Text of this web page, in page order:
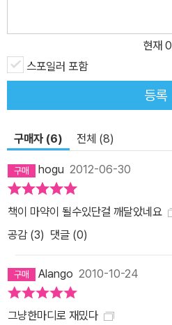
현재 0
스포일러 포함
등록
구매자 (6) 전체 (8)
hogu 2012-06-30
책이 마약이 될수있단걸 깨달았네요
공감 (3) 댓글 (0)
Alango 2010-10-24
그냥한마디로 재밌다